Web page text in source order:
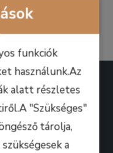
funkciók
használunk.Az
alatt részletes
"Szükséges"
tárolja,
a
zenész-